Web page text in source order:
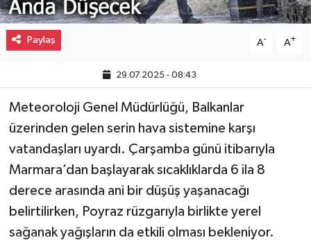
Paylaş A- A+
29.07.2025 - 08:43
Meteoroloji Genel Müdürlüğü, Balkanlar
üzerinden gelen serin hava sistemine karşı
vatandaşları uyardı. Çarşamba günü itibarıyla
Marmara’dan başlayarak sıcaklıklarda 6 ila 8
derece arasında ani bir düşüş yaşanacağı
belirtilirken, Poyraz rüzgarıyla birlikte yerel
sağanak yağışların da etkili olması bekleniyor.